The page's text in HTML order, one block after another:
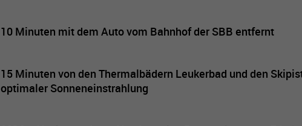
10 Minuten mit dem Auto vom Bahnhof der SBB entfernt
15 Minuten von den Thermalbädern Leukerbad und den
optimaler Sonneneinstrahlung